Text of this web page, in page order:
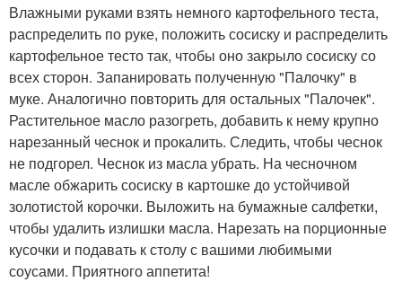
Влажными руками взять немного картофельного теста,
распределить по руке, положить сосиску и распределить
картофельное тесто так, чтобы оно закрыло сосиску со
всех сторон. Запанировать полученную "Палочку" в
муке. Аналогично повторить для остальных "Палочек".
Растительное масло разогреть, добавить к нему крупно
нарезанный чеснок и прокалить. Следить, чтобы чеснок
не подгорел. Чеснок из масла убрать. На чесночном
масле обжарить сосиску в картошке до устойчивой
золотистой корочки. Выложить на бумажные салфетки,
чтобы удалить излишки масла. Нарезать на порционные
кусочки и подавать к столу с вашими любимыми
соусами. Приятного аппетита!